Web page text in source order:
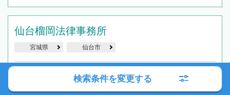
仙台榴岡法律事務所
宮城県 仙台市
JR「仙台駅」徒歩2分
検索条件を変更する